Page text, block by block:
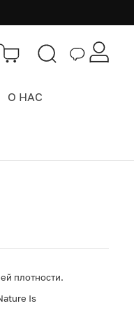
О НАС
плотности.
Is